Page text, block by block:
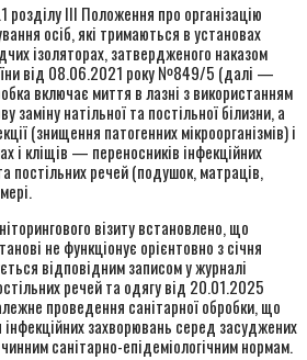
розділу III Положення про організацію
осіб, які тримаються в установах
ізоляторах, затвердженого наказом
від 08.06.2021 року №849/5 (далі —
включає миття в лазні з використанням
заміну натільної та постільної білизни, а
(знищення патогенних мікроорганізмів) і
і кліщів — переносників інфекційних
постільних речей (подушок, матраців,
візиту встановлено, що
не функціонує орієнтовно з січня
відповідним записом у журналі
речей та одягу від 20.01.2025
проведення санітарної обробки, що
захворювань серед засуджених
санітарно-епідеміологічним нормам.